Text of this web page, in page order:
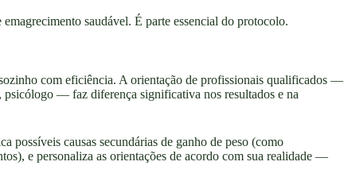
saudável. É parte essencial do protocolo.
com eficiência. A orientação de profissionais qualificados —
— faz diferença significativa nos resultados e na
possíveis causas secundárias de ganho de peso (como
e personaliza as orientações de acordo com sua realidade —